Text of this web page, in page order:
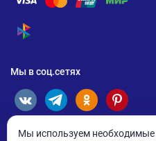
Помощь по оплате Visa
Помощь по оплате
Помощь поПомощь
Помощь по оплате СБП
Мы в соц.сетях
Мы используем